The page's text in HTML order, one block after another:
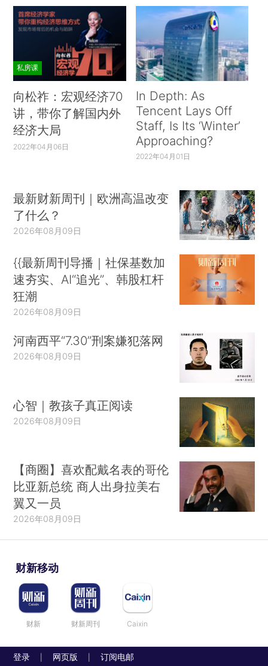
私房课
向松祚：宏观经济70
讲，带你了解国内外
经济大局
2022年04月06日
In Depth: As
Tencent Lays Off
Staff, Is Its ‘Winter’
Approaching?
2022年04月01日
最新财新周刊｜欧洲高温改变
了什么？
2026年08月09日
{{最新周刊导播｜社保基数加
速夯实、AI“追光”、韩股杠杆
狂潮
2026年08月09日
河南西平“7.30”刑案嫌犯落网
2026年08月09日
心智｜教孩子真正阅读
2026年08月09日
【商圈】喜欢配戴名表的哥伦
比亚新总统 商人出身拉美右
翼又一员
2026年08月09日
财新移动
财新 财新周刊 Caixin
登录 网页版 订阅电邮